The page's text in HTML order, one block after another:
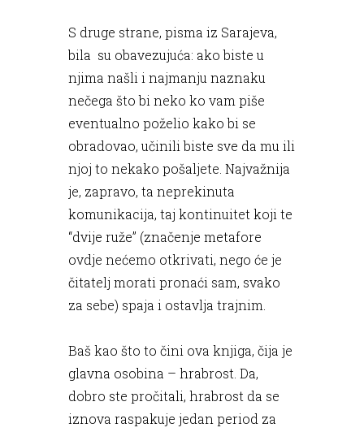
S druge strane, pisma iz Sarajeva,
bila su obavezujuća: ako biste u
njima našli i najmanju naznaku
nečega što bi neko ko vam piše
eventualno poželio kako bi se
obradovao, učinili biste sve da mu ili
njoj to nekako pošaljete. Najvažnija
je, zapravo, ta neprekinuta
komunikacija, taj kontinuitet koji te
“dvije ruže” (značenje metafore
ovdje nećemo otkrivati, nego će je
čitatelj morati pronaći sam, svako
za sebe) spaja i ostavlja trajnim.
Baš kao što to čini ova knjiga, čija je
glavna osobina – hrabrost. Da,
dobro ste pročitali, hrabrost da se
iznova raspakuje jedan period za